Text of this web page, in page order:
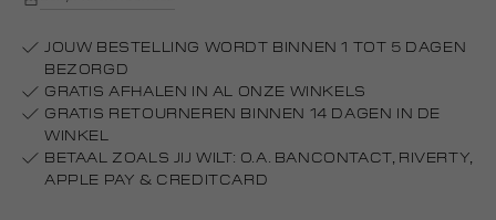
JOUW BESTELLING WORDT BINNEN 1 TOT 5 DAGEN
BEZORGD
GRATIS AFHALEN IN AL ONZE WINKELS
GRATIS RETOURNEREN BINNEN 14 DAGEN IN DE
WINKEL
BETAAL ZOALS JIJ WILT: O.A. BANCONTACT, RIVERTY,
APPLE PAY & CREDITCARD